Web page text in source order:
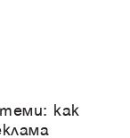
как